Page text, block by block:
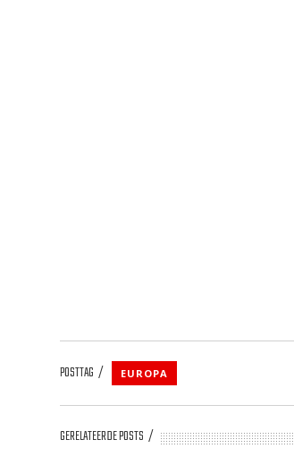
POSTTAG EUROPA
GERELATEERDE POSTS